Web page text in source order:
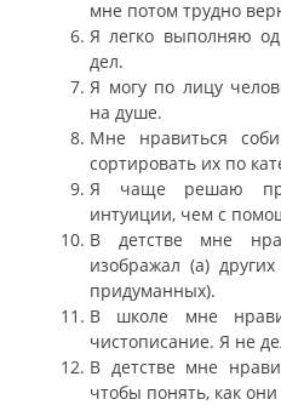
мне потом трудно
Я легко выполняю
дел.
Я могу по лицу
на душе.
Мне нравиться
сортировать их по
Я чаще решаю
интуиции, чем с
В детстве мне
изображал (а)
придуманных).
В школе мне
чистописание. Я не
В детстве мне
чтобы понять, как